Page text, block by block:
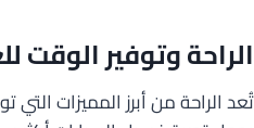
الراحة وتوفير الوقت
تُعد الراحة من أبرز المميزات